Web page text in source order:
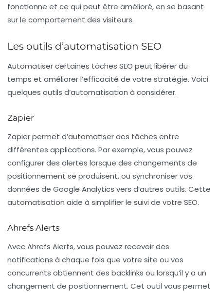
fonctionne et ce qui peut être amélioré, en se basant
sur le comportement des visiteurs.
Les outils d’automatisation SEO
Automatiser certaines tâches SEO peut libérer du
temps et améliorer l’efficacité de votre stratégie. Voici
quelques outils d’automatisation à considérer.
Zapier
Zapierpermet d’automatiser des tâches entre
différentes applications. Par exemple, vous pouvez
configurer des alertes lorsque des changements de
positionnement se produisent, ou synchroniser vos
données de Google Analytics vers d’autres outils. Cette
automatisation aide à simplifier le suivi de votre SEO.
Ahrefs Alerts
AvecAhrefs Alerts, vous pouvez recevoir des
notifications à chaque fois que votre site ou vos
concurrents obtiennent des backlinks ou lorsqu’il y a un
changement de positionnement. Cet outil vous permet